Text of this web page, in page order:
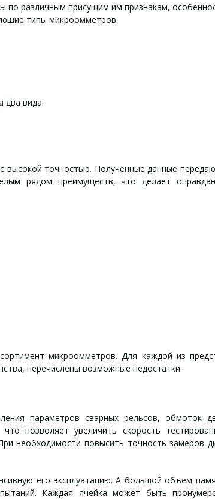
различным присущим им признакам,
типы микроомметров:
два вида:
точностью. Полученные данные
рядом преимуществ, что делает
микроомметров. Для каждой из
перечислены возможные недостатки.
параметров сварных рельсов, обмоток
позволяет увеличить скорость
необходимости повысить точность замеров
его эксплуатацию. А большой объем
Каждая ячейка может быть